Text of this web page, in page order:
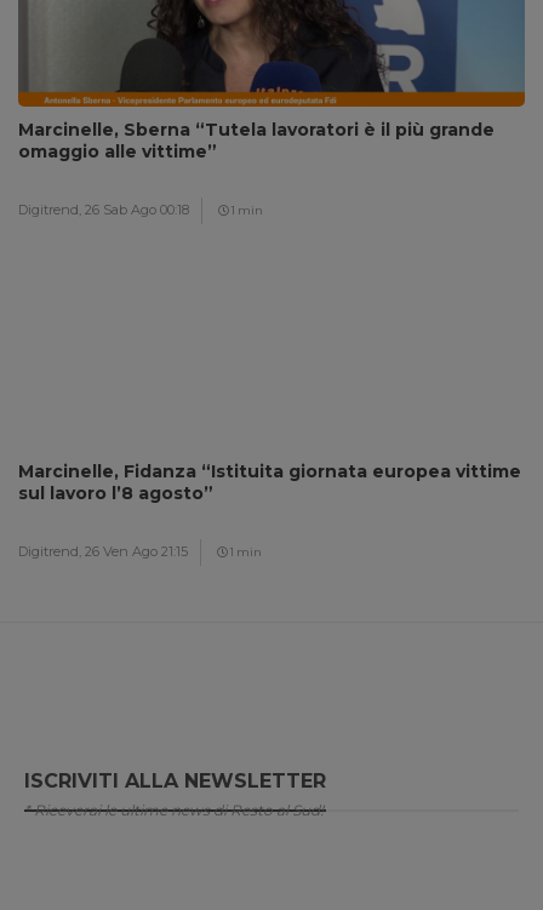
Marcinelle, Sberna “Tutela lavoratori è il più grande
omaggio alle vittime”
Digitrend, 26 Sab Ago 00:18 1 min
Marcinelle, Fidanza “Istituita giornata europea vittime
sul lavoro l’8 agosto”
Digitrend, 26 Ven Ago 21:15 1 min
ISCRIVITI ALLA NEWSLETTER
* Riceverai le ultime news di Resto al Sud!